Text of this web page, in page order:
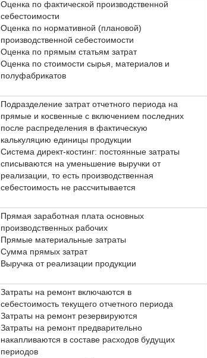
Оценка по фактической производственной
себестоимости
Оценка по нормативной (плановой)
производственной себестоимости
Оценка по прямым статьям затрат
Оценка по стоимости сырья, материалов и
полуфабрикатов
Подразделение затрат отчетного периода на
прямые и косвенные с включением последних
после распределения в фактическую
калькуляцию единицы продукции
Система директ-костинг: постоянные затраты
списываются на уменьшение выручки от
реализации, то есть производственная
себестоимость не рассчитывается
Прямая заработная плата основных
производственных рабочих
Прямые материальные затраты
Сумма прямых затрат
Выручка от реализации продукции
Затраты на ремонт включаются в
себестоимость текущего отчетного периода
Затраты на ремонт резервируются
Затраты на ремонт предварительно
накапливаются в составе расходов будущих
периодов